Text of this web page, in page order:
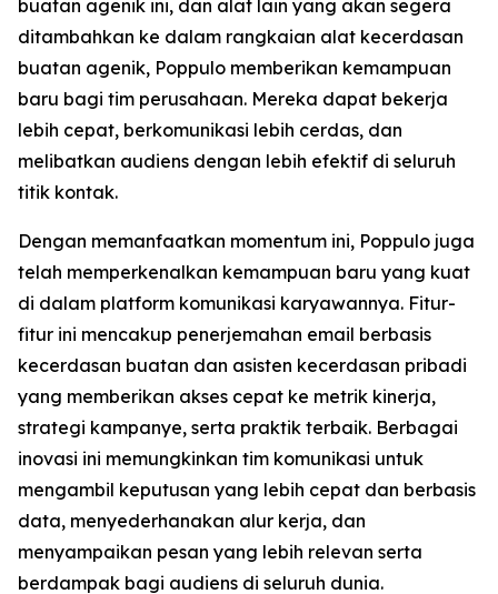
buatan agenik ini, dan alat lain yang akan segera
ditambahkan ke dalam rangkaian alat kecerdasan
buatan agenik, Poppulo memberikan kemampuan
baru bagi tim perusahaan. Mereka dapat bekerja
lebih cepat, berkomunikasi lebih cerdas, dan
melibatkan audiens dengan lebih efektif di seluruh
titik kontak.
Dengan memanfaatkan momentum ini, Poppulo juga
telah memperkenalkan kemampuan baru yang kuat
di dalam platform komunikasi karyawannya. Fitur-
fitur ini mencakup penerjemahan email berbasis
kecerdasan buatan dan asisten kecerdasan pribadi
yang memberikan akses cepat ke metrik kinerja,
strategi kampanye, serta praktik terbaik. Berbagai
inovasi ini memungkinkan tim komunikasi untuk
mengambil keputusan yang lebih cepat dan berbasis
data, menyederhanakan alur kerja, dan
menyampaikan pesan yang lebih relevan serta
berdampak bagi audiens di seluruh dunia.